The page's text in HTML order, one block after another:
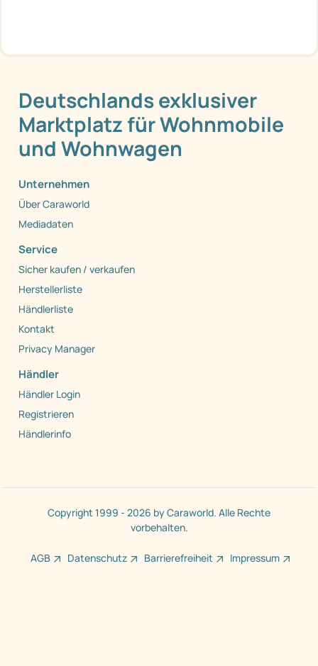
Deutschlands exklusiver
Marktplatz für Wohnmobile
und Wohnwagen
Unternehmen
Über Caraworld
Mediadaten
Service
Sicher kaufen / verkaufen
Herstellerliste
Händlerliste
Händler Login
Händlerinfo